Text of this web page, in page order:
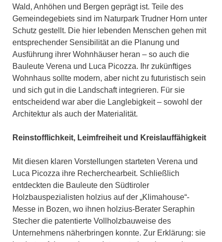
Wald, Anhöhen und Bergen geprägt ist. Teile des
Gemeindegebiets sind im Naturpark Trudner Horn unter
Schutz gestellt. Die hier lebenden Menschen gehen mit
entsprechender Sensibilität an die Planung und
Ausführung ihrer Wohnhäuser heran – so auch die
Bauleute Verena und Luca Picozza. Ihr zukünftiges
Wohnhaus sollte modern, aber nicht zu futuristisch sein
und sich gut in die Landschaft integrieren. Für sie
entscheidend war aber die Langlebigkeit – sowohl der
Architektur als auch der Materialität.
Reinstofflichkeit, Leimfreiheit und Kreislauffähigkeit
Mit diesen klaren Vorstellungen starteten Verena und
Luca Picozza ihre Recherchearbeit. Schließlich
entdeckten die Bauleute den Südtiroler
Holzbauspezialisten holzius auf der „Klimahouse“-
Messe in Bozen, wo ihnen holzius-Berater Seraphin
Stecher die patentierte Vollholzbauweise des
Unternehmens näherbringen konnte. Zur Erklärung: sie